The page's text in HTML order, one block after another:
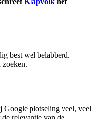
Klapvolk het
best wel belabberd.
zoeken.
Google plotseling veel, veel
relevantie van de